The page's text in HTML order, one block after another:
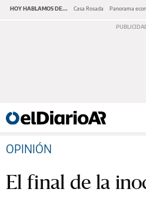
HOY HABLAMOS DE... Casa Rosada Panorama
OPINIÓN
El final de la